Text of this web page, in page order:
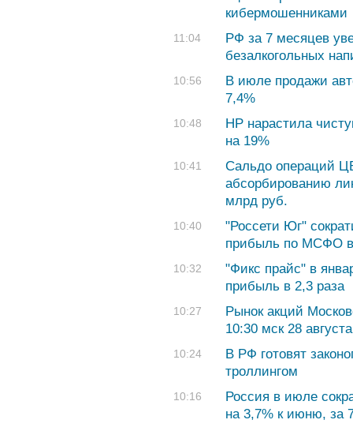
кибермошенниками
11:04
РФ за 7 месяцев
безалкогольных
10:56
В июле продажи
7,4%
10:48
HP нарастила
на 19%
10:41
Сальдо операций
абсорбированию
млрд руб.
10:40
"Россети Юг"
прибыль по МСФО в
10:32
"Фикс прайс" в
прибыль в 2,3 раза
10:27
Рынок акций
10:30 мск 28
10:24
В РФ готовят
троллингом
10:16
Россия в июле
на 3,7% к июню, за